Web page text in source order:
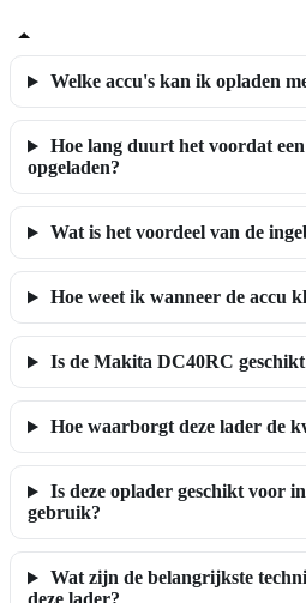
Welke accu's kan ik opladen
Hoe lang duurt het voordat
opgeladen?
Wat is het voordeel van de
Hoe weet ik wanneer de accu
Is de Makita DC40RC
Hoe waarborgt deze lader de
Is deze oplader geschikt voor
gebruik?
Wat zijn de belangrijkste